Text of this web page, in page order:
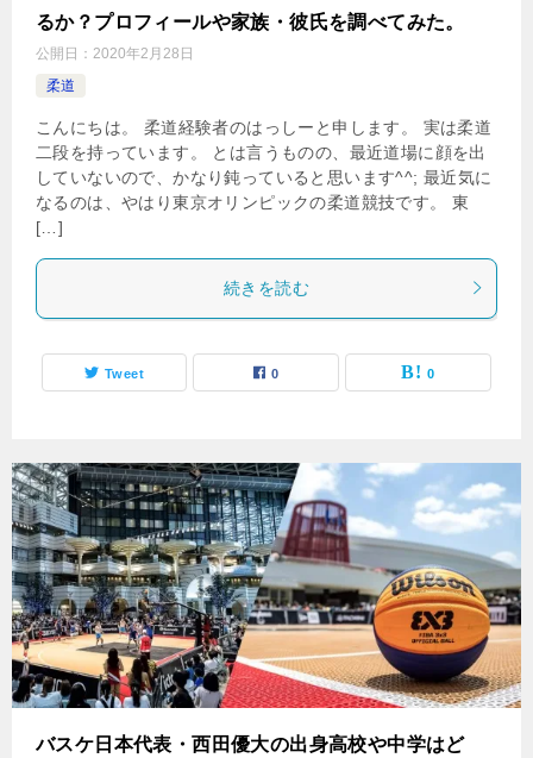
るか？プロフィールや家族・彼氏を調べてみた。
公開日： 2020年2月28日
柔道
こんにちは。 柔道経験者のはっしーと申します。 実は柔道
二段を持っています。 とは言うものの、最近道場に顔を出
していないので、かなり鈍っていると思います^^; 最近気に
なるのは、やはり東京オリンピックの柔道競技です。 東
[…]
続きを読む
Tweet 0 0
バスケ日本代表・西田優大の出身高校や中学はど